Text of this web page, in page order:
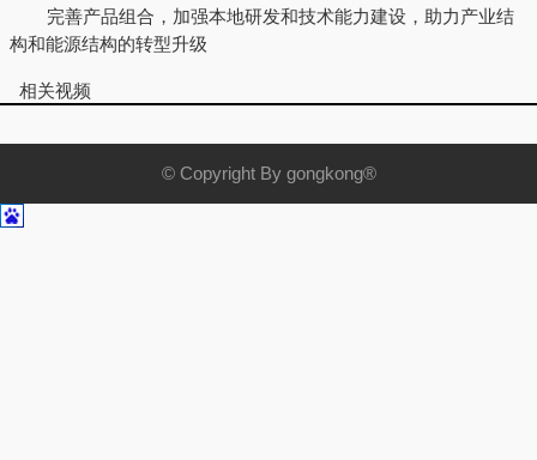
完善产品组合，加强本地研发和技术能力建设，助力产业结
构和能源结构的转型升级
相关视频
© Copyright By gongkong®